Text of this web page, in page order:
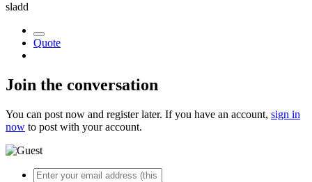
sladd
Quote
Join the conversation
You can post now and register later. If you have an account, sign in
now to post with your account.